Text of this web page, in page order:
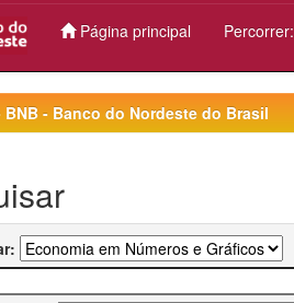
Página principal Percorrer:
BNB - Banco do Nordeste do Brasil